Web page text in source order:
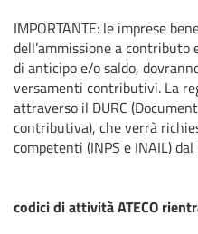
IMPORTANTE: le imprese
dell’ammissione a contributo
di anticipo e/o saldo,
versamenti contributivi. La
attraverso il DURC
contributiva), che verrà
competenti (INPS e INAIL) dal
codici di attività ATECO